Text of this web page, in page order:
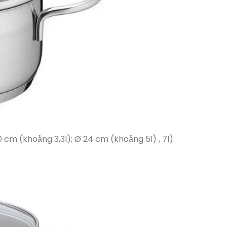
(khoảng 3,3l); Ø 24 cm (khoảng 5l) , 7l).